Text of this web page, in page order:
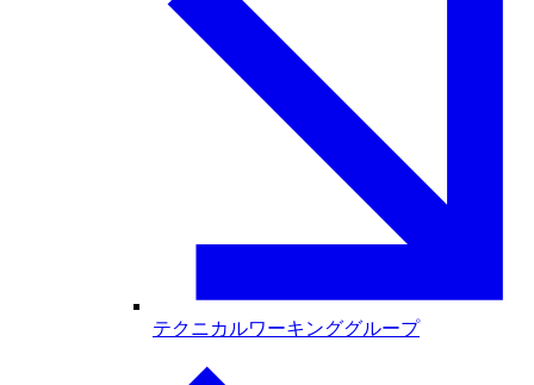
テクニカルワーキンググループ